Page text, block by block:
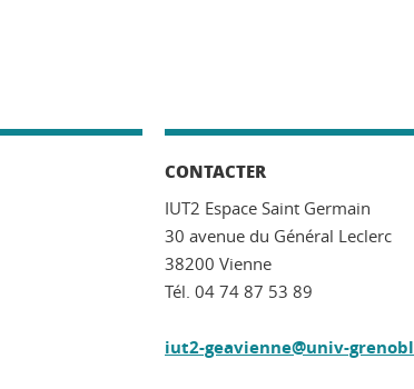
CONTACTER
IUT2 Espace Saint Germain
30 avenue du Général Leclerc
38200 Vienne
Tél. 04 74 87 53 89
iut2-geavienne@univ-